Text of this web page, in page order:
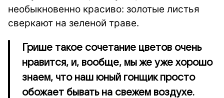
необыкновенно красиво: золотые листья
сверкают на зеленой траве.
Грише такое сочетание цветов очень
нравится, и, вообще, мы же уже хорошо
знаем, что наш юный гонщик просто
обожает бывать на свежем воздухе.